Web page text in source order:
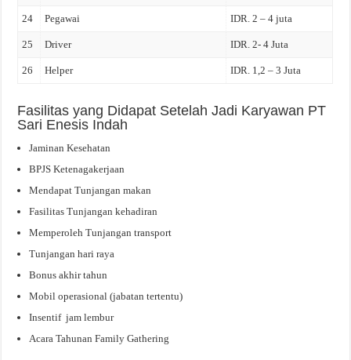
24 Pegawai IDR. 2 – 4 juta
25 Driver IDR. 2- 4 Juta
26 Helper IDR. 1,2 – 3 Juta
Fasilitas yang Didapat Setelah Jadi Karyawan PT
Sari Enesis Indah
Jaminan Kesehatan
BPJS Ketenagakerjaan
Mendapat Tunjangan makan
Fasilitas Tunjangan kehadiran
Memperoleh Tunjangan transport
Tunjangan hari raya
Bonus akhir tahun
Mobil operasional (jabatan tertentu)
Insentif jam lembur
Acara Tahunan Family Gathering